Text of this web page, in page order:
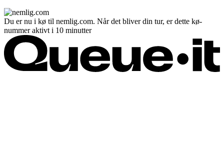
Du er nu i kø til nemlig.com. Når det bliver din tur, er dette kø-
nummer aktivt i 10 minutter